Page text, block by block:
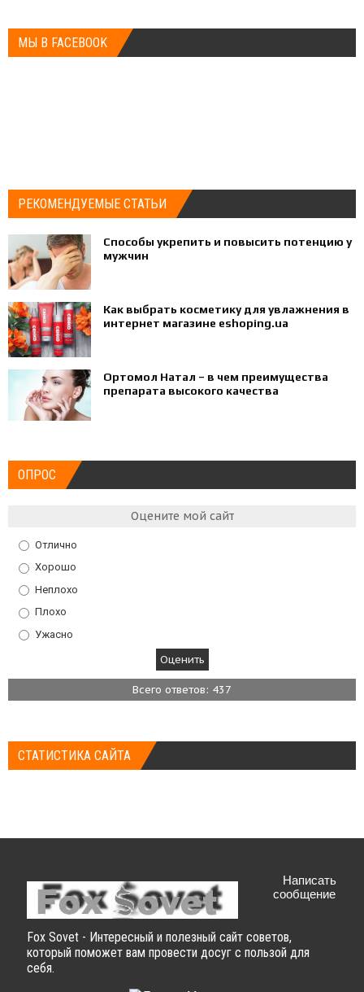
МЫ В FACEBOOK
РЕКОМЕНДУЕМЫЕ СТАТЬИ
Способы укрепить и повысить потенцию у
мужчин
Как выбрать косметику для увлажнения в
интернет магазине eshoping.ua
Ортомол Натал – в чем преимущества
препарата высокого качества
ОПРОС
Оцените мой сайт
Отлично
Хорошо
Неплохо
Плохо
Ужасно
Всего ответов: 437
СТАТИСТИКА САЙТА
Fox Sovet - Интересный и полезный сайт советов,
который поможет вам провести досуг с пользой для
себя.
Написать
сообщение